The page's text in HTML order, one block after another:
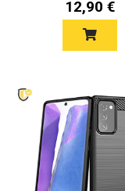
12,90 €
Quotes Collection